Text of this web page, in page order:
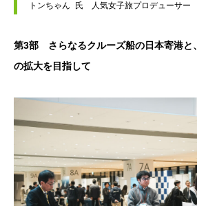
トンちゃん 氏　人気女子旅プロデューサー
第3部 さらなるクルーズ船の日本寄港と
の拡大を目指して